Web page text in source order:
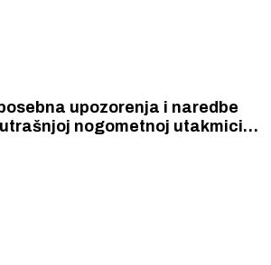
upozorenja i naredbe
nogometnoj utakmici